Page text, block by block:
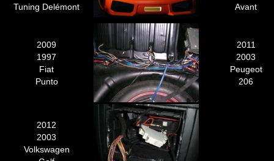
Tuning Delémont
Avant
2009
1997
Fiat
Punto
2011
2003
Peugeot
206
2012
2003
Volkswagen